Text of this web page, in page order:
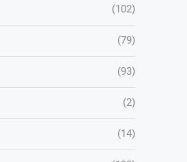
(102)
(79)
(93)
(2)
(14)